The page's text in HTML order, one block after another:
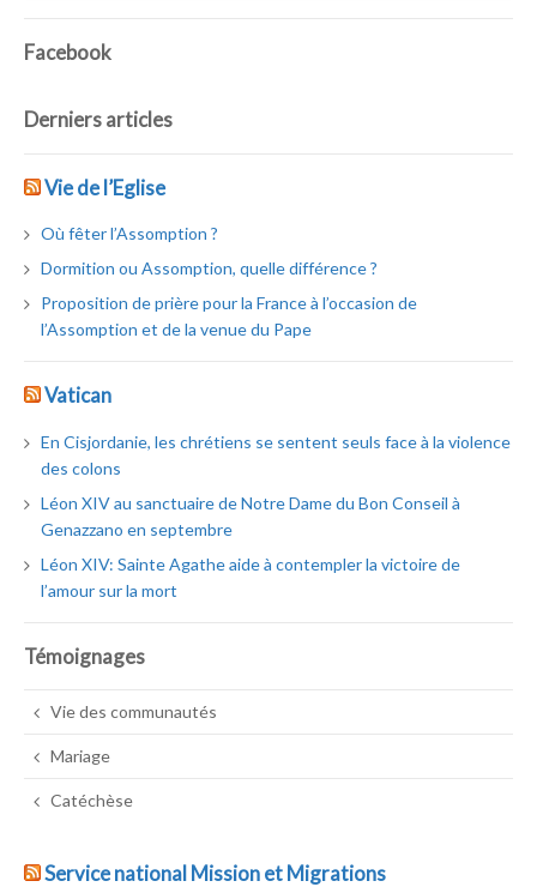
Facebook
Derniers articles
Vie de l’Eglise
Où fêter l’Assomption ?
Dormition ou Assomption, quelle différence ?
Proposition de prière pour la France à l’occasion de
l’Assomption et de la venue du Pape
Vatican
En Cisjordanie, les chrétiens se sentent seuls face à la violence
des colons
Léon XIV au sanctuaire de Notre Dame du Bon Conseil à
Genazzano en septembre
Léon XIV: Sainte Agathe aide à contempler la victoire de
l’amour sur la mort
Témoignages
Vie des communautés
Mariage
Catéchèse
Service national Mission et Migrations